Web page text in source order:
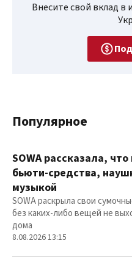
Внесите свой вклад в
Популярное
SOWA рассказала,
бьюти-средства,
музыкой
SOWA раскрыла свои
без каких-либо вещей не
дома
8.08.2026 13:15